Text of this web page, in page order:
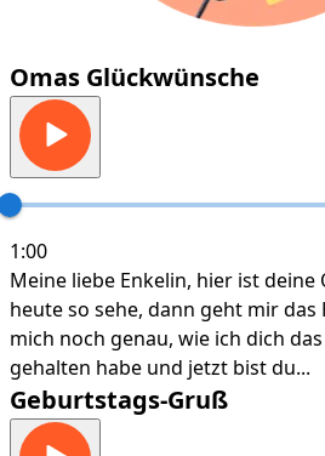
Omas Glückwünsche
1:00
Meine liebe Enkelin, hier ist deine
heute so sehe, dann geht mir
mich noch genau, wie ich dich
gehalten habe und jetzt bist du...
Geburtstags-Gruß